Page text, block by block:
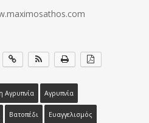
Αγρυπνία Αγρυπνία
Βατοπέδι Ευαγγελισμός